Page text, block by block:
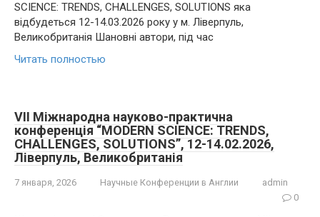
SCIENCE: TRENDS, CHALLENGES, SOLUTIONS яка
відбудеться 12-14.03.2026 року у м. Ліверпуль,
Великобританія Шановні автори, під час
Читать полностью
VII Міжнародна науково-практична
конференція “MODERN SCIENCE: TRENDS,
CHALLENGES, SOLUTIONS”, 12-14.02.2026,
Ліверпуль, Великобританія
7 января, 2026 Научные Конференции в Англии
admin
0